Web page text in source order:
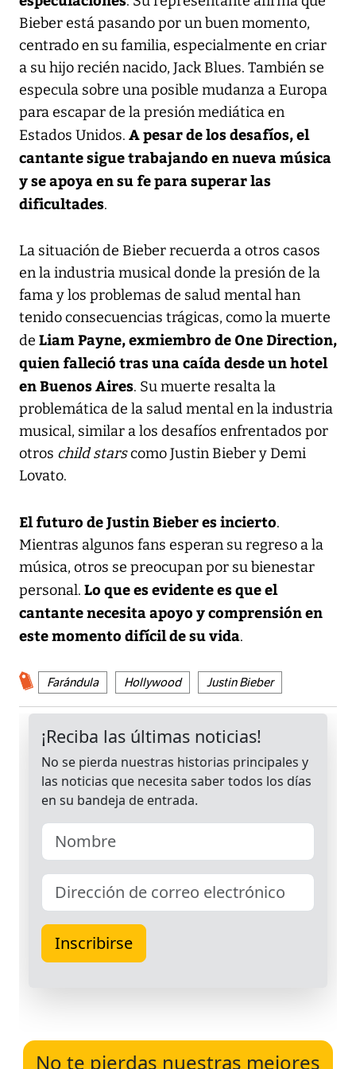
Bieber está pasando por un buen momento,
centrado en su familia, especialmente en criar
a su hijo recién nacido, Jack Blues. También se
especula sobre una posible mudanza a Europa
para escapar de la presión mediática en
Estados Unidos. A pesar de los desafíos, el
cantante sigue trabajando en nueva música
y se apoya en su fe para superar las
dificultades.
La situación de Bieber recuerda a otros casos
en la industria musical donde la presión de la
fama y los problemas de salud mental han
tenido consecuencias trágicas, como la muerte
de Liam Payne, exmiembro de One Direction,
quien falleció tras una caída desde un hotel
en Buenos Aires. Su muerte resalta la
problemática de la salud mental en la industria
musical, similar a los desafíos enfrentados por
otros child starscomo Justin Bieber y Demi
Lovato.
El futuro de Justin Bieber es incierto.
Mientras algunos fans esperan su regreso a la
música, otros se preocupan por su bienestar
personal. Lo que es evidente es que el
cantante necesita apoyo y comprensión en
este momento difícil de su vida.
Farándula Hollywood Justin Bieber
No te pierdas nuestras mejores